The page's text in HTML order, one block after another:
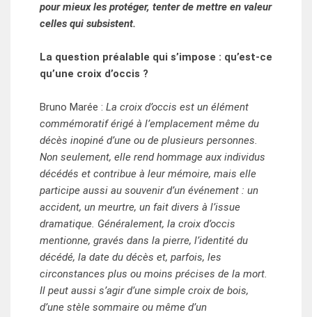
pour mieux les protéger, tenter de mettre en valeur
celles qui subsistent.
La question préalable qui s’impose : qu’est-ce
qu’une croix d’occis ?
Bruno Marée : La croix d’occis est un élément
commémoratif érigé à l’emplacement même du
décès inopiné d’une ou de plusieurs personnes.
Non seulement, elle rend hommage aux individus
décédés et contribue à leur mémoire, mais elle
participe aussi au souvenir d’un événement : un
accident, un meurtre, un fait divers à l’issue
dramatique. Généralement, la croix d’occis
mentionne, gravés dans la pierre, l’identité du
décédé, la date du décès et, parfois, les
circonstances plus ou moins précises de la mort.
Il peut aussi s’agir d’une simple croix de bois,
d’une stèle sommaire ou même d’un